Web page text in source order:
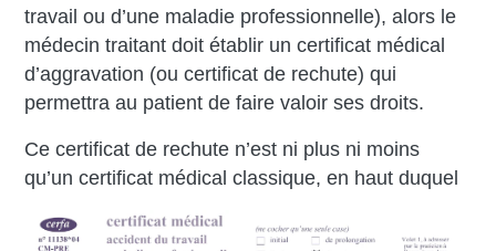
travail ou d’une maladie professionnelle), alors le
médecin traitant doit établir un certificat médical
d’aggravation (ou certificat de rechute) qui
permettra au patient de faire valoir ses droits.
Ce certificat de rechute n’est ni plus ni moins
qu’un certificat médical classique, en haut duquel